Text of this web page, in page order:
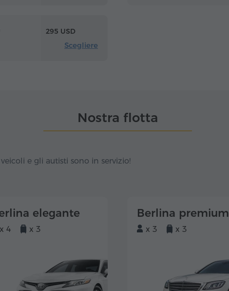
295 USD
Scegliere
Nostra flotta
e gli autisti sono in servizio!
elegante
x 4 x 3
Berlina premium
x 3 x 3